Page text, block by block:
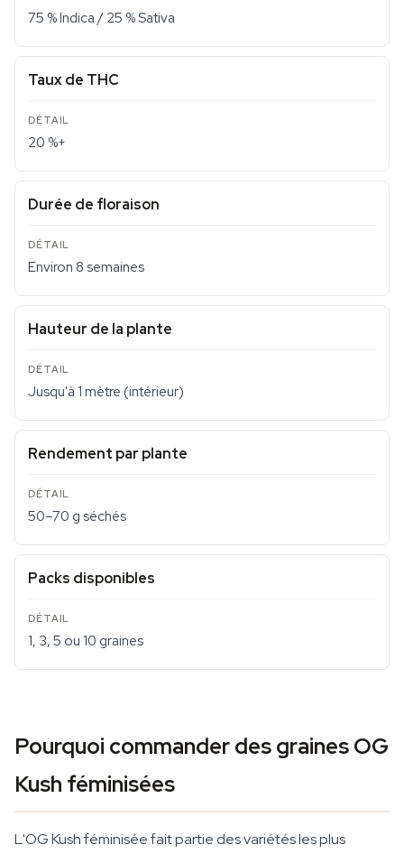
75 % Indica / 25 % Sativa
Taux de THC
20 %+
Durée de floraison
Environ 8 semaines
Hauteur de la plante
Jusqu'à 1 mètre (intérieur)
Rendement par plante
50–70 g séchés
Packs disponibles
1, 3, 5 ou 10 graines
Pourquoi commander des graines OG
Kush féminisées
L'OG Kush féminisée fait partie des variétés les plus